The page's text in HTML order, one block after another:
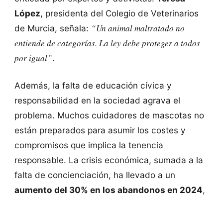
López, presidenta del Colegio de Veterinarios
de Murcia, señala: “Un animal maltratado no
entiende de categorías. La ley debe proteger a todos
por igual”.
Además, la falta de educación cívica y
responsabilidad en la sociedad agrava el
problema. Muchos cuidadores de mascotas no
están preparados para asumir los costes y
compromisos que implica la tenencia
responsable. La crisis económica, sumada a la
falta de concienciación, ha llevado a un
aumento del 30% en los abandonos en 2024,